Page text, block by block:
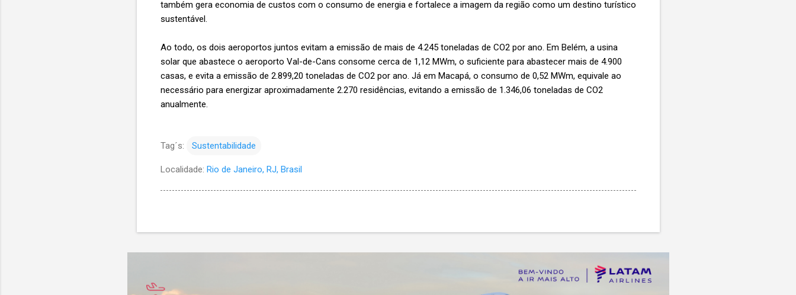
também gera economia de custos com o consumo de energia e fortalece a imagem da região como um destino turístico
sustentável.
Ao todo, os dois aeroportos juntos evitam a emissão de mais de 4.245 toneladas de CO2 por ano. Em Belém, a usina
solar que abastece o aeroporto Val-de-Cans consome cerca de 1,12 MWm, o suficiente para abastecer mais de 4.900
casas, e evita a emissão de 2.899,20 toneladas de CO2 por ano. Já em Macapá, o consumo de 0,52 MWm, equivale ao
necessário para energizar aproximadamente 2.270 residências, evitando a emissão de 1.346,06 toneladas de CO2
anualmente.
Tag´s: Sustentabilidade
Localidade: Rio de Janeiro, RJ, Brasil